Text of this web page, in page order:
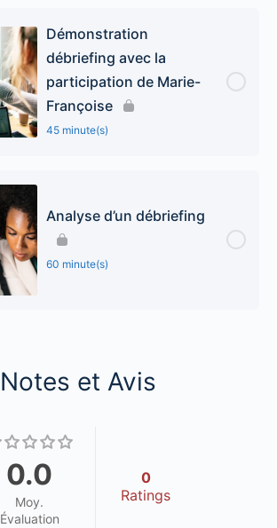
Démonstration
débriefing avec la
participation de Marie-
Françoise
45 minute(s)
Analyse d’un débriefing
60 minute(s)
Notes et Avis
0.0
Moy.
Évaluation
0
Ratings